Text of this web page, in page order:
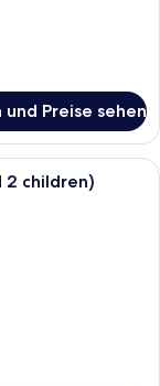
Preise sehen
Wohnzimmer mit
2 children)